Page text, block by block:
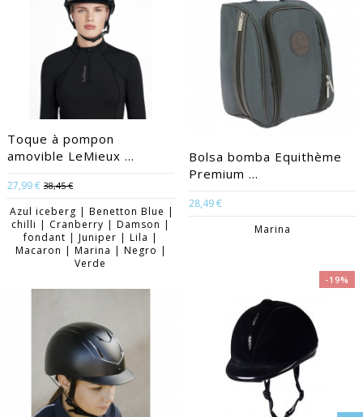
Toque à pompon
amovible LeMieux ...
27,99 € 38,45 €
Azul iceberg | Benetton Blue |
chilli | Cranberry | Damson |
fondant | Juniper | Lila |
Macaron | Marina | Negro |
Verde
Bolsa bomba Equithème
Premium ...
28,49 €
Marina
-19%